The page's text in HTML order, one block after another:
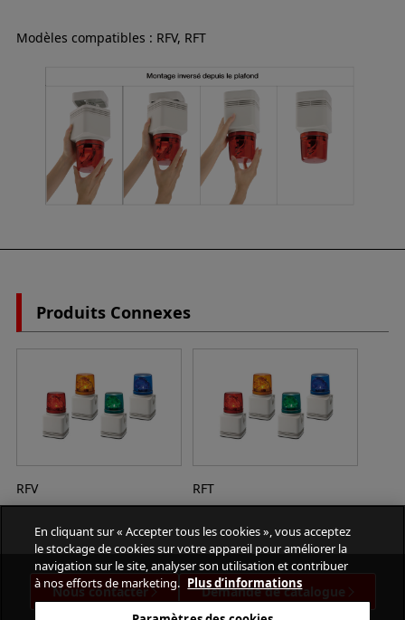
Modèles compatibles : RFV, RFT
Produits Connexes
RFV RFT
Nous contacter Demande de catalogue
En cliquant sur « Accepter tous les cookies », vous acceptez
le stockage de cookies sur votre appareil pour améliorer la
navigation sur le site, analyser son utilisation et contribuer
à nos efforts de marketing. Plus d’informations